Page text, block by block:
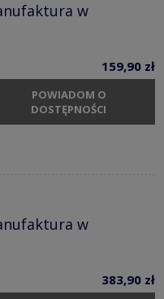
w
159,90 zł
POWIADOM O
DOSTĘPNOŚCI
w
383,90 zł